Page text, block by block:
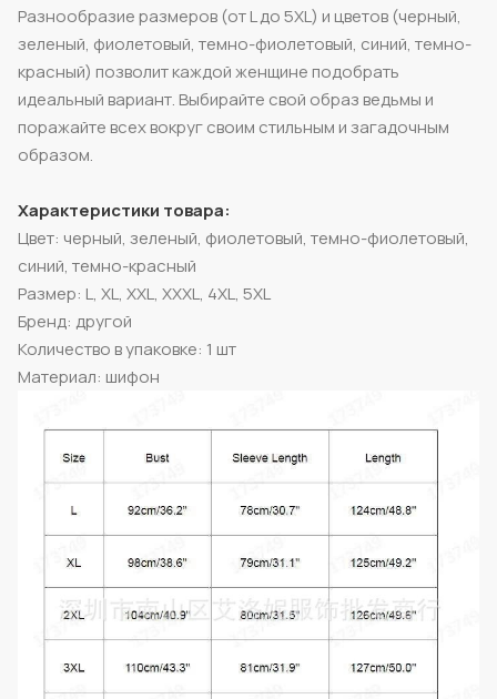
Разнообразие размеров (от L до 5XL) и цветов (черный,
зеленый, фиолетовый, темно-фиолетовый, синий, темно-
красный) позволит каждой женщине подобрать
идеальный вариант. Выбирайте свой образ ведьмы и
поражайте всех вокруг своим стильным и загадочным
образом.
Характеристики товара:
Цвет: черный, зеленый, фиолетовый, темно-фиолетовый,
синий, темно-красный
Размер: L, XL, XXL, XXXL, 4XL, 5XL
Бренд: другой
Количество в упаковке: 1 шт
Материал: шифон